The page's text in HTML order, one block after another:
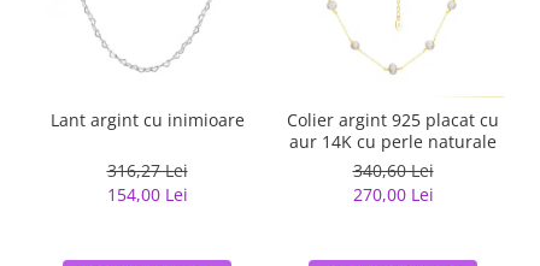
Lant argint cu inimioare
316,27 Lei
154,00 Lei
Colier argint 925 placat cu
aur 14K cu perle naturale
340,60 Lei
270,00 Lei